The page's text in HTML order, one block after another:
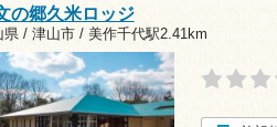
の郷久米ロッジ
県 / 津山市 / 美作千代駅2.41km